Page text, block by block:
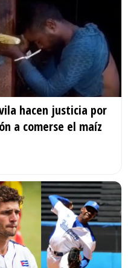
hacen justicia por
a comerse el maíz